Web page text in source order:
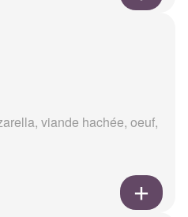
viande hachée, oeuf,